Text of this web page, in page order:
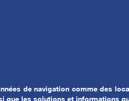
de navigation comme des
que les solutions et informations